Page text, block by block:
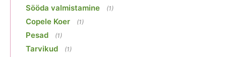
Sööda valmistamine (1)
Copele Koer (1)
Pesad (1)
Tarvikud (1)